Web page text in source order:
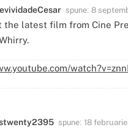
spune: 8
the latest film from Cine
spune: 18